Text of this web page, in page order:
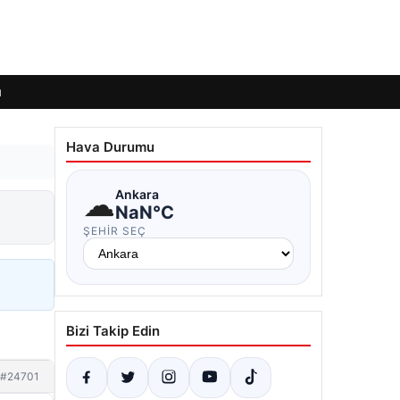
#24701
Hava Durumu
☁Ankara
NaN°C
ŞEHIR SEÇ
Bizi Takip Edin